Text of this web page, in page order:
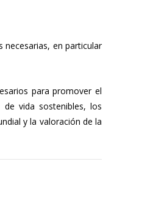
en particular
para promover el
vida sostenibles, los
y la valoración de la